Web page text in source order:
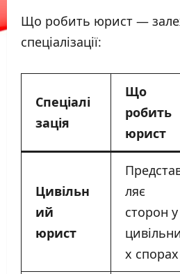
Що робить юрист —
спеціалізації:
Спеціалі
зація
Що
робить
юрист
Цивільн
ий
юрист
ляє
сторон у
цивільни
х спорах